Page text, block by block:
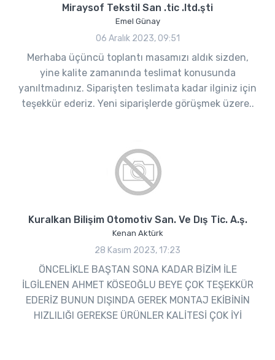
Miraysof Tekstil San .tic .ltd.şti
Emel Günay
06 Aralık 2023, 09:51
Merhaba üçüncü toplantı masamızı aldık sizden,
yine kalite zamanında teslimat konusunda
yanıltmadınız. Siparişten teslimata kadar ilginiz için
teşekkür ederiz. Yeni siparişlerde görüşmek üzere..
Kuralkan Bilişim Otomotiv San. Ve Dış Tic. A.ş.
Kenan Aktürk
28 Kasım 2023, 17:23
ÖNCELİKLE BAŞTAN SONA KADAR BİZİM İLE
İLGİLENEN AHMET KÖSEOĞLU BEYE ÇOK TEŞEKKÜR
EDERİZ BUNUN DIŞINDA GEREK MONTAJ EKİBİNİN
HIZLILIĞI GEREKSE ÜRÜNLER KALİTESİ ÇOK İYİ